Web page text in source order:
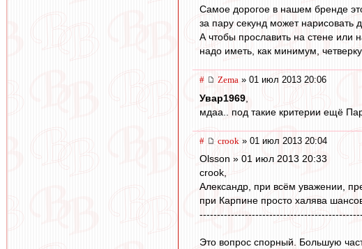
Самое дорогое в нашем бренде
за пару секунд может нарисовать
А чтобы прославить на стене или
надо иметь, как минимум,
# Zema » 01 июл 2013 20:06
Увар1969
мдаа.. под такие критерии ещё
# crook » 01 июл 2013 20:04
Olsson » 01 июл 2013 20:33
crook,
Александр, при всём уважении,
при Карпине просто халява
Это вопрос спорный. Большую